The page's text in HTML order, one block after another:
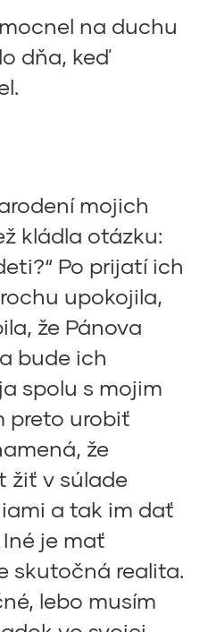
na duchu
dňa, keď
mojich
kládla otázku:
Po prijatí ich
upokojila,
že Pánova
bude ich
spolu s mojim
preto urobiť
že
žiť v súlade
a tak im dať
je mať
skutočná realita.
lebo musím